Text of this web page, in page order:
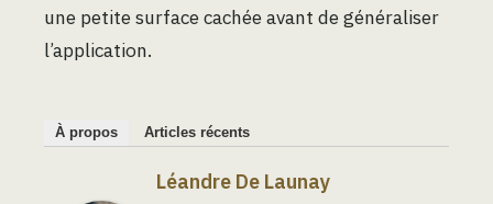
une petite surface cachée avant de généraliser
l’application.
À propos Articles récents
Léandre De Launay